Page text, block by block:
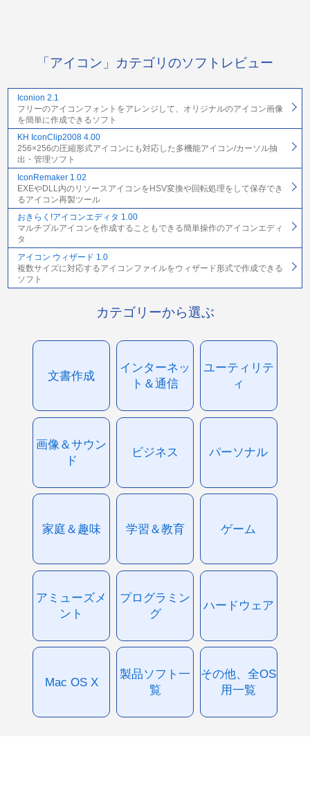
「アイコン」カテゴリのソフトレビュー
Iconion 2.1
フリーのアイコンフォントをアレンジして、オリジナルのアイコン画像
を簡単に作成できるソフト
KH IconClip2008 4.00
256×256の圧縮形式アイコンにも対応した多機能アイコン/カーソル抽
出・管理ソフト
IconRemaker 1.02
EXEやDLL内のリソースアイコンをHSV変換や回転処理をして保存でき
るアイコン再製ツール
おきらく!アイコンエディタ 1.00
マルチプルアイコンを作成することもできる簡単操作のアイコンエディ
タ
アイコン ウィザード 1.0
複数サイズに対応するアイコンファイルをウィザード形式で作成できる
ソフト
カテゴリーから選ぶ
文書作成
インターネッ
ト＆通信
ユーティリテ
ィ
画像＆サウン
ド
ビジネス パーソナル
家庭＆趣味 学習＆教育 ゲーム
アミューズメ
ント
プログラミン
グ
ハードウェア
Mac OS X
製品ソフト一
覧
その他、全OS
用一覧